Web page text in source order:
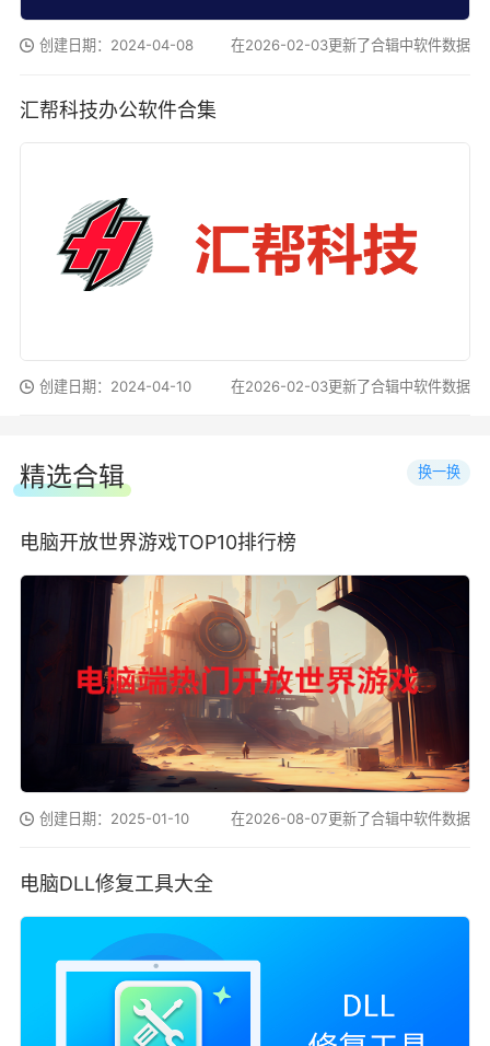
创建日期：2024-04-08 在2026-02-03更新了合辑中软件数据
汇帮科技办公软件合集
创建日期：2024-04-10 在2026-02-03更新了合辑中软件数据
精选合辑 换一换
电脑开放世界游戏TOP10排行榜
创建日期：2025-01-10 在2026-08-07更新了合辑中软件数据
电脑DLL修复工具大全